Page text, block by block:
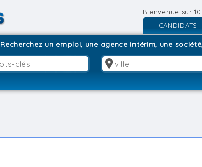
Bienvenue sur
CANDIDATS
Inscription
Recherchez un emploi, une agence intérim, une